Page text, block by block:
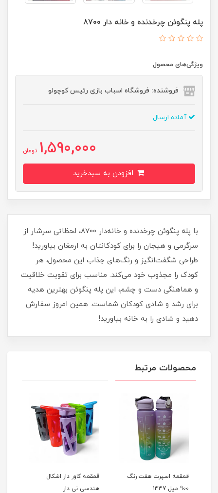
پله پنگوئن چرخدنده و خانه دار 8700
ویژگی‌های محصول
فروشنده: فروشگاه اسباب بازی رئیس کوچولو
آماده ارسال
1,590,000 تومان
با پله پنگوئن چرخدنده و خانه‌دار 8700، لحظاتی سرشار از
سرگرمی و هیجان را برای کودکانتان به ارمغان بیاورید!
طراحی شگفت‌انگیز و رنگ‌های جذاب این محصول، هر
کودک را مجذوب خود می‌کند. مناسب برای تقویت خلاقیت
و هماهنگی دست و چشم، این پله پنگوئن بهترین هدیه
برای رشد و شادی کودکان شماست. همین امروز سفارش
دهید و شادی را به خانه بیاورید!
محصولات مرتبط
قمقمه اسپرت هفت رنگ
900 میل 1337
قمقمه کاور دار اشکال
هندسی نی دار